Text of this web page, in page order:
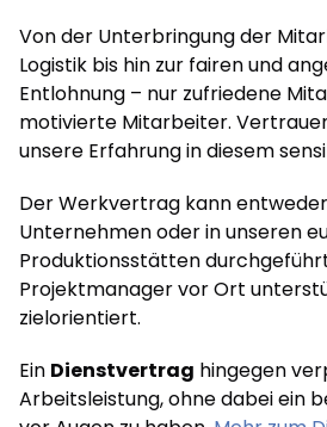
Von der Unterbringung der
Logistik bis hin zur fairen und
Entlohnung – nur zufriedene
motivierte Mitarbeiter.
unsere Erfahrung in diesem
Der Werkvertrag kann
Unternehmen oder in unseren
Produktionsstätten
Projektmanager vor Ort
zielorientiert.
Ein Dienstvertrag hingegen
Arbeitsleistung, ohne dabei ein